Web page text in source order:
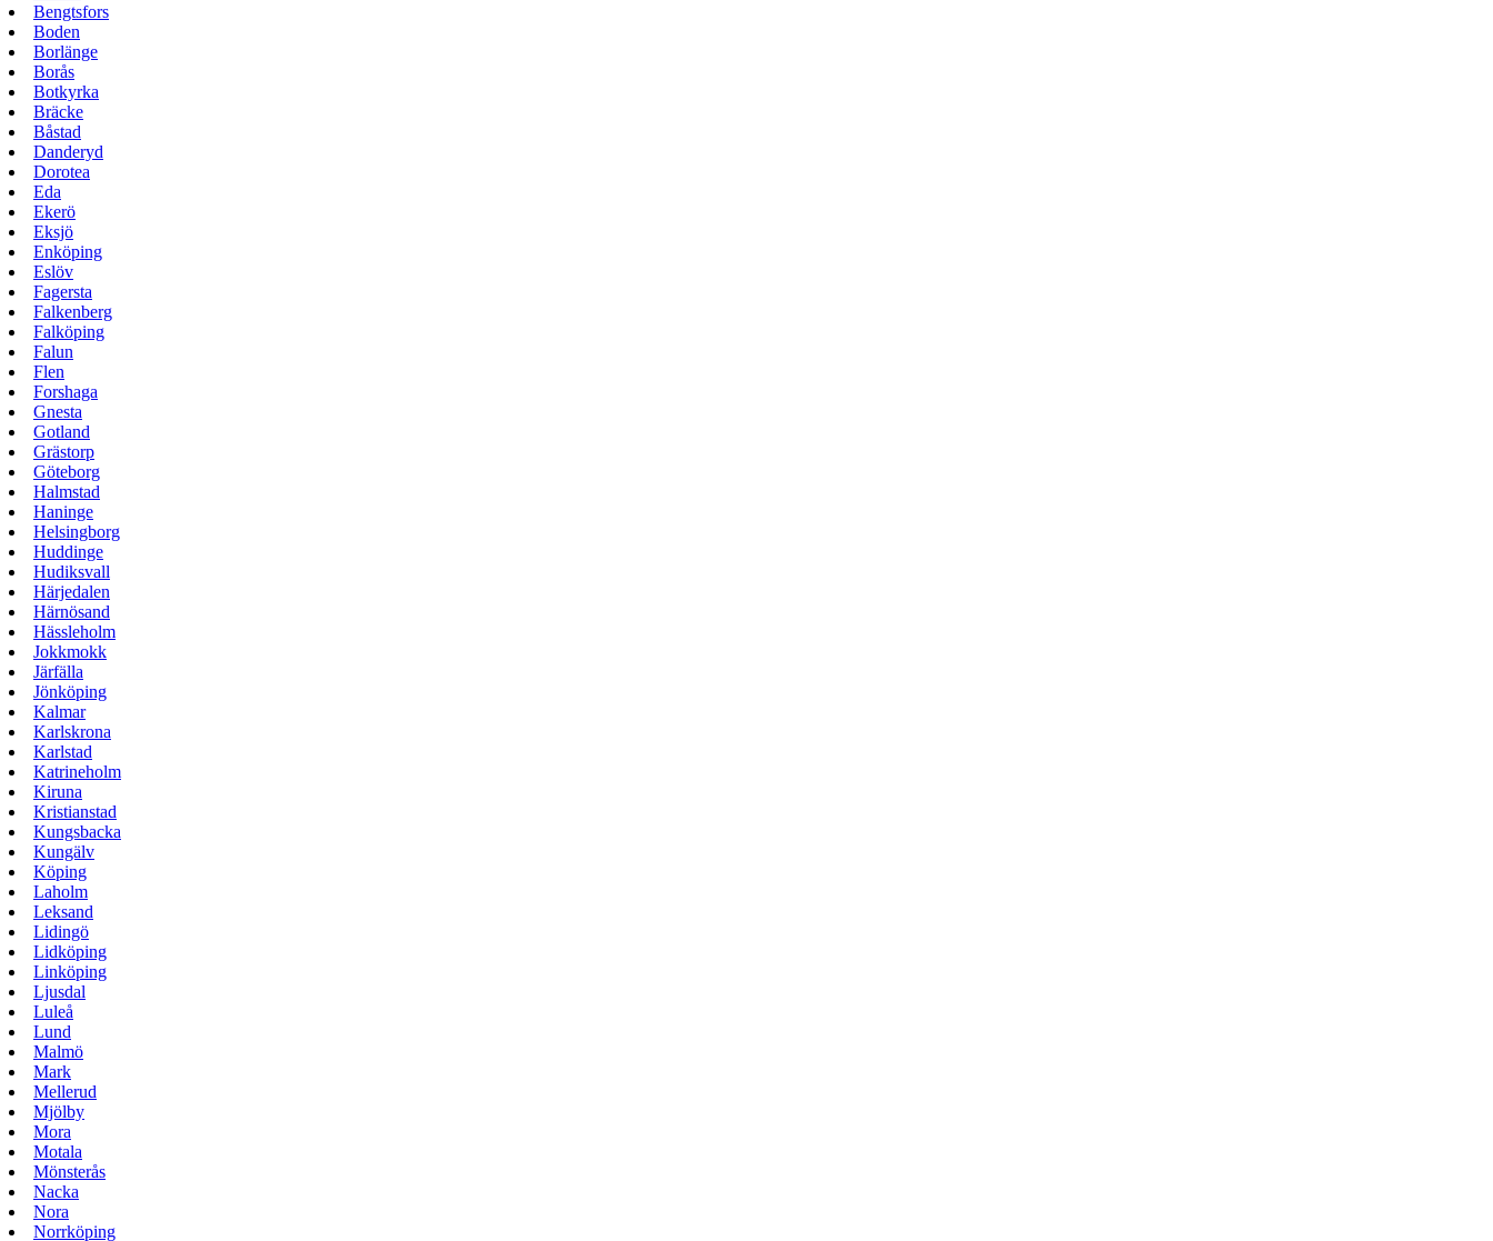
Bengtsfors
Boden
Borlänge
Borås
Botkyrka
Bräcke
Båstad
Danderyd
Dorotea
Eda
Ekerö
Eksjö
Enköping
Eslöv
Fagersta
Falkenberg
Falköping
Falun
Flen
Forshaga
Gnesta
Gotland
Grästorp
Göteborg
Halmstad
Haninge
Helsingborg
Huddinge
Hudiksvall
Härjedalen
Härnösand
Hässleholm
Jokkmokk
Järfälla
Jönköping
Kalmar
Karlskrona
Karlstad
Katrineholm
Kiruna
Kristianstad
Kungsbacka
Kungälv
Köping
Laholm
Leksand
Lidingö
Lidköping
Linköping
Ljusdal
Luleå
Lund
Malmö
Mark
Mellerud
Mjölby
Mora
Motala
Mönsterås
Nacka
Nora
Norrköping